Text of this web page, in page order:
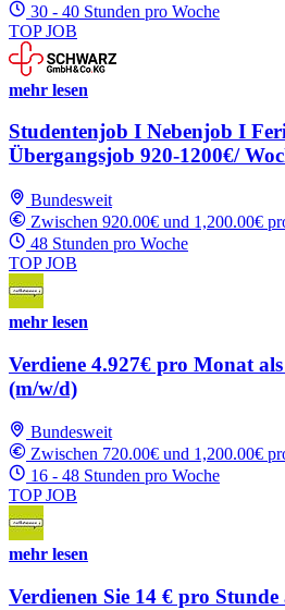
30 - 40 Stunden pro Woche
TOP JOB
mehr lesen
Studentenjob I Nebenjob I
Übergangsjob 920-1200€/
Bundesweit
Zwischen 920.00€ und 1,200.00€
48 Stunden pro Woche
TOP JOB
mehr lesen
Verdiene 4.927€ pro Monat
(m/w/d)
Bundesweit
Zwischen 720.00€ und 1,200.00€
16 - 48 Stunden pro Woche
TOP JOB
mehr lesen
Verdienen Sie 14 € pro